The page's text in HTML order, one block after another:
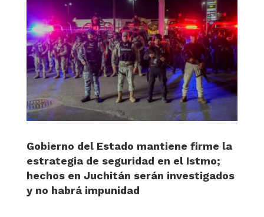
Gobierno del Estado mantiene firme la
estrategia de seguridad en el Istmo;
hechos en Juchitán serán investigados
y no habrá impunidad